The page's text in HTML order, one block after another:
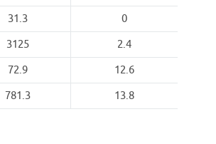
31.3
0
3125
2.4
72.9
12.6
781.3 13.8